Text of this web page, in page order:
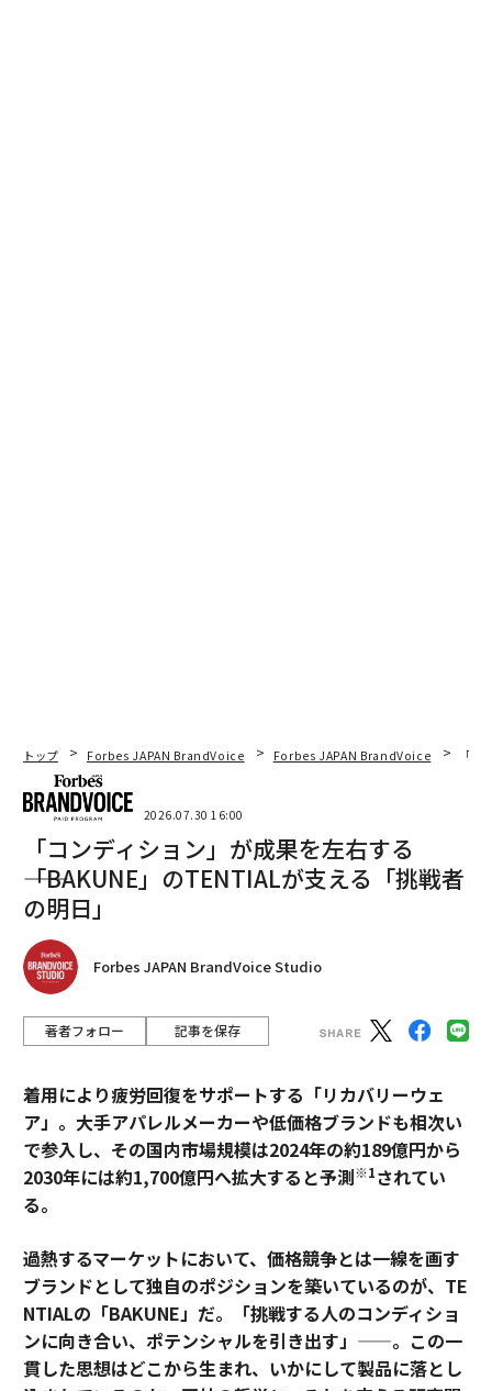
トップ Forbes JAPAN BrandVoice Forbes JAPAN BrandVoice 「
2026.07.30 16:00
「コンディション」が成果を左右する
――「BAKUNE」のTENTIALが支える「挑戦者
の明日」
Forbes JAPAN BrandVoice Studio
著者フォロー 記事を保存
着用により疲労回復をサポートする「リカバリーウェ
ア」。大手アパレルメーカーや低価格ブランドも相次い
で参入し、その国内市場規模は2024年の約189億円から
2030年には約1,700億円へ拡大すると予測※1されてい
る。
過熱するマーケットにおいて、価格競争とは一線を画す
ブランドとして独自のポジションを築いているのが、TE
NTIALの「BAKUNE」だ。「挑戦する人のコンディショ
ンに向き合い、ポテンシャルを引き出す」——。この一
貫した思想はどこから生まれ、いかにして製品に落とし